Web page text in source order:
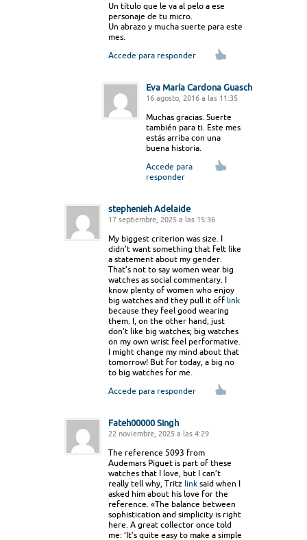
Un título que le va al pelo a ese
personaje de tu micro.
Un abrazo y mucha suerte para este
mes.
Accede para responder
Eva María Cardona Guasch
16 agosto, 2016 a las 11:35
Muchas gracias. Suerte
también para ti. Este mes
estás arriba con una
buena historia.
Accede para
responder
stephenieh Adelaide
17 septiembre, 2025 a las 15:36
My biggest criterion was size. I
didn’t want something that felt like
a statement about my gender.
That’s not to say women wear big
watches as social commentary. I
know plenty of women who enjoy
big watches and they pull it off link
because they feel good wearing
them. I, on the other hand, just
don’t like big watches; big watches
on my own wrist feel performative.
I might change my mind about that
tomorrow! But for today, a big no
to big watches for me.
Accede para responder
Fateh00000 Singh
22 noviembre, 2025 a las 4:29
The reference 5093 from
Audemars Piguet is part of these
watches that I love, but I can’t
really tell why, Tritz link said when I
asked him about his love for the
reference. «The balance between
sophistication and simplicity is right
here. A great collector once told
me: ‘It’s quite easy to make a simple